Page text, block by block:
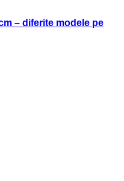
– diferite modele pe